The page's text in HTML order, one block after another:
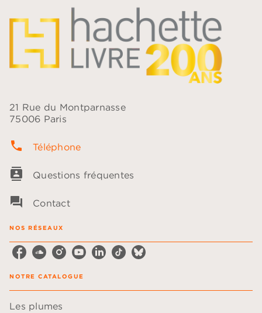
21 Rue du Montparnasse
75006 Paris
phone Téléphone
contacts Questions fréquentes
question_answer Contact
NOS RÉSEAUX
NOTRE CATALOGUE
Les plumes